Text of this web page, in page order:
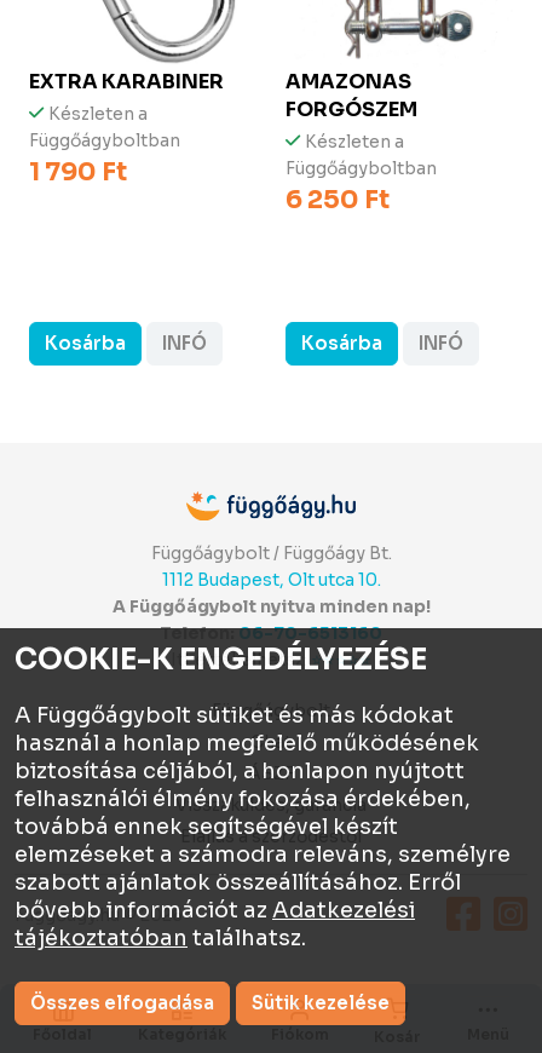
EXTRA KARABINER
Készleten a
Függőágyboltban
1 790 Ft
Kosárba INFÓ
AMAZONAS
FORGÓSZEM
Készleten a
Függőágyboltban
6 250 Ft
Kosárba INFÓ
Függőágybolt / Függőágy Bt.
1112 Budapest, Olt utca 10.
A Függőágybolt nyitva minden nap!
Telefon:06-70-6513160
Itt értékelhetsz:⭐⭐⭐⭐⭐
Függőágybolt
Chat
ÁSZF
Visszaküldés, garancia
Elállás a szerződéstől
Függőágy.hu © 2026
COOKIE-K ENGEDÉLYEZÉSE
A Függőágybolt sütiket és más kódokat
használ a honlap megfelelő működésének
biztosítása céljából, a honlapon nyújtott
felhasználói élmény fokozása érdekében,
továbbá ennek segítségével készít
elemzéseket a számodra releváns, személyre
szabott ajánlatok összeállításához. Erről
bővebb információt az Adatkezelési
tájékoztatóban találhatsz.
Összes elfogadása Sütik kezelése